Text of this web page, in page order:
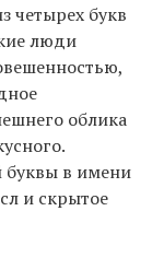
четырех букв
люди
облика
буквы в имени
и скрытое